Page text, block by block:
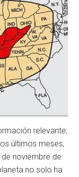
relevante,
últimos meses,
noviembre de
no solo ha